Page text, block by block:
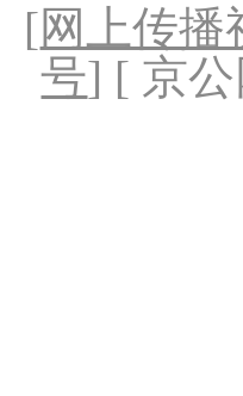
[网上传播
号] [ 京公